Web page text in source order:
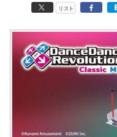
リスト